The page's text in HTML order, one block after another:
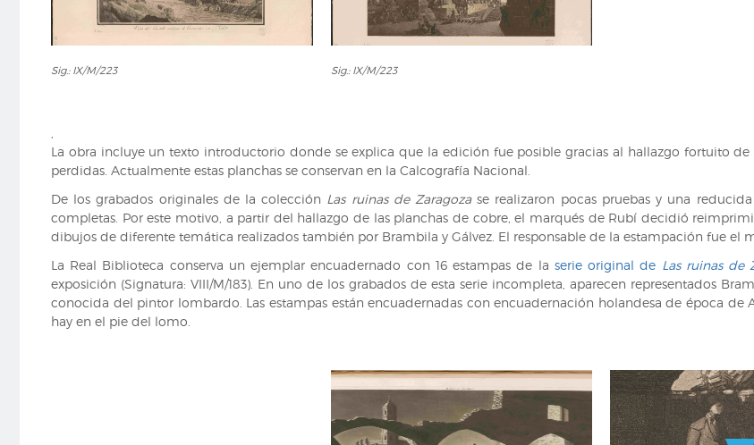
IX/M/223
Sig.: IX/M/223
IX/M/223
Sig.: IX/M/223
La obra incluye un texto introductorio donde se explica que la edición fue posible gracias al hallazgo fortuito
perdidas. Actualmente estas planchas se conservan en la Calcografía Nacional.
De los grabados originales de la colección Las ruinas de Zaragozase realizaron pocas pruebas y una
completas. Por este motivo, a partir del hallazgo de las planchas de cobre, el marqués de Rubí decidió
dibujos de diferente temática realizados también por Brambila y Gálvez. El responsable de la estampación fue el
La Real Biblioteca conserva un ejemplar encuadernado con 16 estampas de la serie original de Las ruinas de
exposición (Signatura: VIII/M/183). En uno de los grabados de esta serie incompleta, aparecen representados
conocida del pintor lombardo. Las estampas están encuadernadas con encuadernación holandesa de época
hay en el pie del lomo.